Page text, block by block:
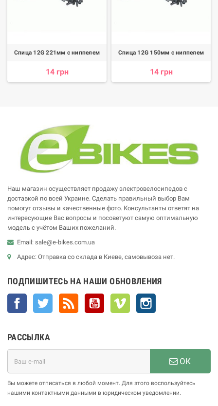
Спица 12G 221мм с ниппелем
14 грн
Спица 12G 150мм с ниппелем
14 грн
Наш магазин осуществляет продажу электровелосипедов с
доставкой по всей Украине. Сделать правильный выбор Вам
помогут отзывы и качественные фото. Консультанты ответят на
интересующие Вас вопросы и посоветуют самую оптимальную
модель с учётом Ваших пожеланий.
Email: sale@e-bikes.com.ua
Адрес: Отправка со склада в Киеве, самовывоза нет.
ПОДПИШИТЕСЬ НА НАШИ ОБНОВЛЕНИЯ
Facebook Twitter YouTube Vimeo
РАССЫЛКА
ОК
Вы можете отписаться в любой момент. Для этого воспользуйтесь
нашими контактными данными в юридическом уведомлении.